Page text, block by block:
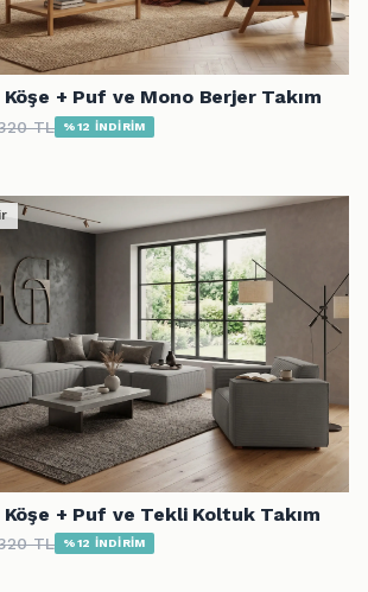
+ Puf ve Mono Berjer Takım
TL %12 İNDİRİM
+ Puf ve Tekli Koltuk Takım
TL %12 İNDİRİM